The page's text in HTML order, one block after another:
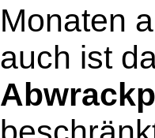
Monaten
auch ist